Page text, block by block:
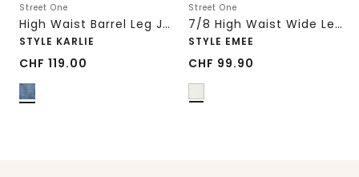
Street One
High Waist Barrel Leg Jeans im Loose Fit
STYLE KARLIE
CHF 119.00
Street One
7/8 High Waist Wide Leg Jeans im Loose Fit
STYLE EMEE
CHF 99.90